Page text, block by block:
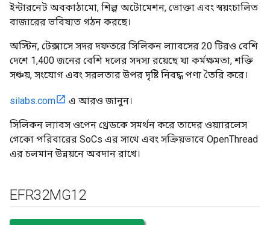
ইন্টারনেট অবকাঠামো, শিল্প অটোমেশন, ভোক্তা এবং স্বয়ংচালিত
বাজারের ভবিষ্যত গঠন করছে।
অস্টিন, টেক্সাসে সদর দফতরে সিলিকন ল্যাবসের 20 টিরও বেশি
দেশে 1,400 জনের বেশি দলের সদস্য রয়েছে যা কর্মক্ষমতা, শক্তি
সঞ্চয়, সংযোগ এবং সরলতার উপর দৃষ্টি নিবদ্ধ পণ্য তৈরি করে।
silabs.com এ আরও জানুন।
সিলিকন ল্যাবস ওপেন থ্রেডকে সমর্থন করে তাদের ওয়্যারলেস
গেকো পরিবারের SoCs এর সাথে এবং সক্রিয়ভাবে OpenThread
এর চলমান উন্নয়নে অবদান রাখে।
EFR32MG12